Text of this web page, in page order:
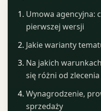
Umowa agencyjna:
pierwszej wersji
Jakie warianty
Na jakich
się różni od
Wynagrodzenie,
sprzedaży